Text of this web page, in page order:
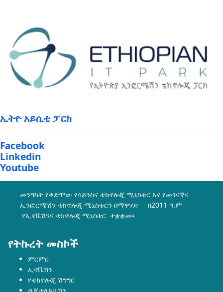
ኢትዮ አይሲቲ ፓርክ
Facebook
Linkedin
Youtube
መንግስት የቀድሞው የሳይንስና ቴክኖሎጂ ሚኒስቴር እና የመገናኛና
ኢንፎርሜሽን ቴክኖሎጂ ሚኒስቴርን በማዋሃድ በ2011 ዓ.ም
የኢኖቬሽንና ቴክኖሎጂ ሚኒስቴር ተቋቋመ፡፡
የትኩረት መስኮች
ምርምር
ኢኖቬሽን
የቴክኖሎጂ ሽግግር